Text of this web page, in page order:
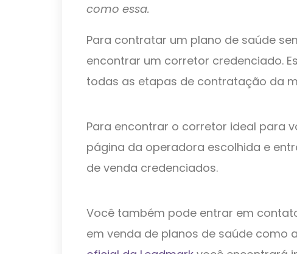
como essa.
Para contratar um plano de saúde
encontrar um corretor credenciado.
todas as etapas de contratação da
Para encontrar o corretor ideal para
página da operadora escolhida e
de venda credenciados.
Você também pode entrar em
em venda de planos de saúde como